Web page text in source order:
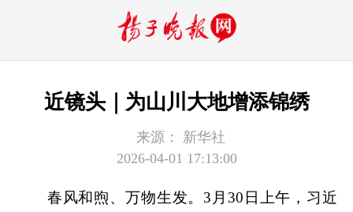
近镜头｜为山川大地增添锦绣
来源：
新华社
2026-04-01 17:13:00
春风和煦、万物生发。3月30日上午，习近